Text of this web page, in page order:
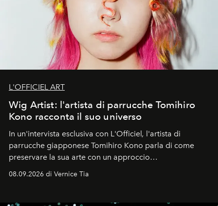
L'OFFICIEL ART
Wig Artist: l'artista di parrucche Tomihiro
Kono racconta il suo universo
In un'intervista esclusiva con L'Officiel, l'artista di
parrucche giapponese Tomihiro Kono parla di come
preservare la sua arte con un approccio
contemporaneo.
08.09.2026 di Vernice Tia